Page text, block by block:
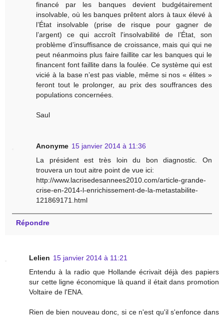
financé par les banques devient budgétairement
insolvable, où les banques prêtent alors à taux élevé à
l’État insolvable (prise de risque pour gagner de
l’argent) ce qui accroît l'insolvabilité de l’État, son
problème d’insuffisance de croissance, mais qui qui ne
peut néanmoins plus faire faillite car les banques qui le
financent font faillite dans la foulée. Ce système qui est
vicié à la base n’est pas viable, même si nos « élites »
feront tout le prolonger, au prix des souffrances des
populations concernées.
Saul
Anonyme 15 janvier 2014 à 11:36
La président est très loin du bon diagnostic. On
trouvera un tout aitre point de vue ici:
http://www.lacrisedesannees2010.com/article-grande-
crise-en-2014-l-enrichissement-de-la-metastabilite-
121869171.html
Répondre
Lelien 15 janvier 2014 à 11:21
Entendu à la radio que Hollande écrivait déjà des papiers
sur cette ligne économique là quand il était dans promotion
Voltaire de l'ENA.
Rien de bien nouveau donc, si ce n'est qu'il s'enfonce dans